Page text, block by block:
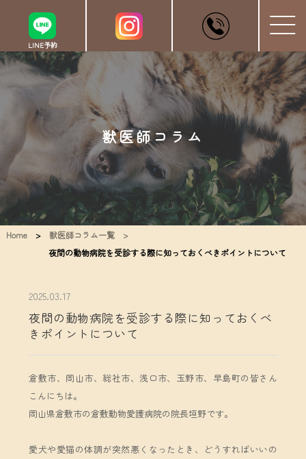
LINE予約
獣医師コラム
Home> 獣医師コラム一覧 >
夜間の動物病院を受診する際に知っておくべきポイントについて
2025.03.17
夜間の動物病院を受診する際に知っておくべ
きポイントについて
倉敷市、岡山市、総社市、浅口市、玉野市、早島町の皆さん
こんにちは。
岡山県倉敷市の倉敷動物愛護病院の院長垣野です。
愛犬や愛猫の体調が突然悪くなったとき、どうすればいいの